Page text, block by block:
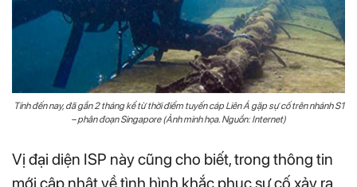
Tính đến nay, đã gần 2 tháng kể từ thời điểm tuyến cáp Liên Á gặp sự cố trên nhánh S1
– phân đoạn Singapore (Ảnh minh họa. Nguồn: Internet)
Vị đại diện ISP này cũng cho biết, trong thông tin